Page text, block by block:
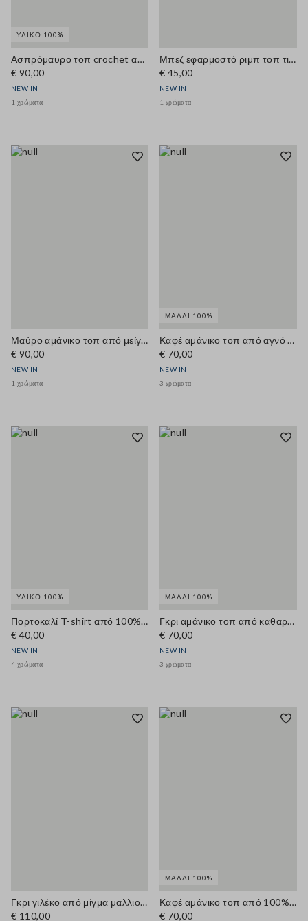
ΥΛΙΚΌ 100%
Ασπρόμαυρο τοπ crochet από αγνό βαμβάκι
€ 90,00
NEW IN
1 χρώματα
Μπεζ εφαρμοστό ριμπ τοπ τιράντα από μείγμα βισκόζης
€ 45,00
NEW IN
1 χρώματα
Μαύρο αμάνικο τοπ από μείγμα βαμβακιού και βισκόζης με διάτρητη πλέξη
€ 90,00
NEW IN
1 χρώματα
ΜΑΛΛΊ 100%
Καφέ αμάνικο τοπ από αγνό μαλλί, regular fit
€ 70,00
NEW IN
3 χρώματα
ΥΛΙΚΌ 100%
Πορτοκαλί T-shirt από 100% βαμβάκι με στρογγυλή λαιμόκοψη, regular fit
€ 40,00
NEW IN
4 χρώματα
ΜΑΛΛΊ 100%
Γκρι αμάνικο τοπ από καθαρό μαλλί, regular εφαρμογή
€ 70,00
NEW IN
3 χρώματα
Γκρι γιλέκο από μίγμα μαλλιού και κασμίρ, κανονική εφαρμογή
€ 110,00
ΜΑΛΛΊ 100%
Καφέ αμάνικο τοπ από 100% μαλλί, regular fit
€ 70,00